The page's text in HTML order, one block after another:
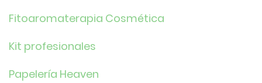
Fitoaromaterapia Cosmética
Kit profesionales
Papelería Heaven